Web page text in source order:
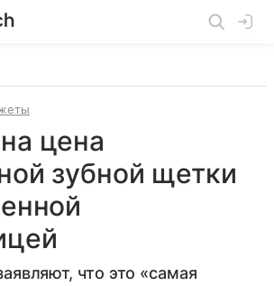
цена
зубной щетки
что это «самая